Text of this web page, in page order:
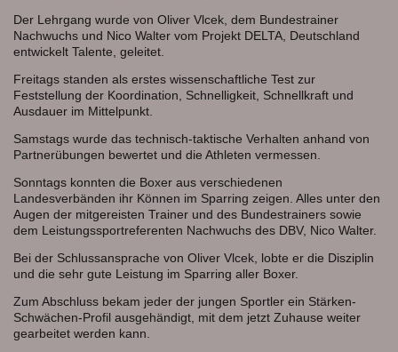
Der Lehrgang wurde von Oliver Vlcek, dem Bundestrainer
Nachwuchs und Nico Walter vom Projekt DELTA, Deutschland
entwickelt Talente, geleitet.
Freitags standen als erstes wissenschaftliche Test zur
Feststellung der Koordination, Schnelligkeit, Schnellkraft und
Ausdauer im Mittelpunkt.
Samstags wurde das technisch-taktische Verhalten anhand von
Partnerübungen bewertet und die Athleten vermessen.
Sonntags konnten die Boxer aus verschiedenen
Landesverbänden ihr Können im Sparring zeigen. Alles unter den
Augen der mitgereisten Trainer und des Bundestrainers sowie
dem Leistungssportreferenten Nachwuchs des DBV, Nico Walter.
Bei der Schlussansprache von Oliver Vlcek, lobte er die Disziplin
und die sehr gute Leistung im Sparring aller Boxer.
Zum Abschluss bekam jeder der jungen Sportler ein Stärken-
Schwächen-Profil ausgehändigt, mit dem jetzt Zuhause weiter
gearbeitet werden kann.